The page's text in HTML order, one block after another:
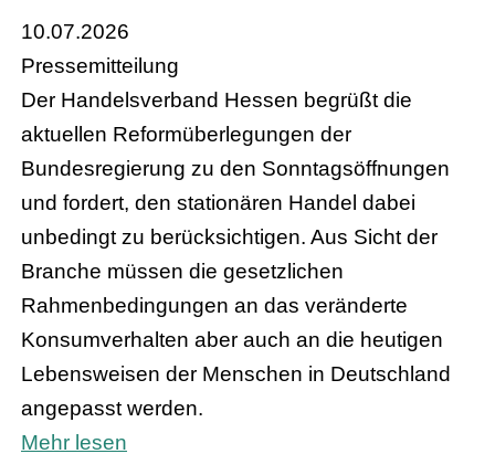
10.07.2026
Pressemitteilung
Der Handelsverband Hessen begrüßt die
aktuellen Reformüberlegungen der
Bundesregierung zu den Sonntagsöffnungen
und fordert, den stationären Handel dabei
unbedingt zu berücksichtigen. Aus Sicht der
Branche müssen die gesetzlichen
Rahmenbedingungen an das veränderte
Konsumverhalten aber auch an die heutigen
Lebensweisen der Menschen in Deutschland
angepasst werden.
Mehr lesen